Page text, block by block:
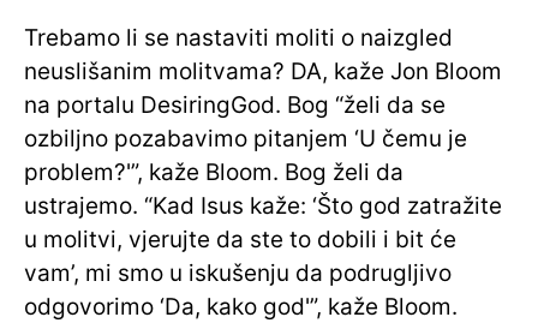
Trebamo li se nastaviti moliti o naizgled
neuslišanim molitvama? DA, kaže Jon Bloom
na portalu DesiringGod. Bog “želi da se
ozbiljno pozabavimo pitanjem ‘U čemu je
problem?'”, kaže Bloom. Bog želi da
ustrajemo. “Kad Isus kaže: ‘Što god zatražite
u molitvi, vjerujte da ste to dobili i bit će
vam’, mi smo u iskušenju da podrugljivo
odgovorimo ‘Da, kako god'”, kaže Bloom.